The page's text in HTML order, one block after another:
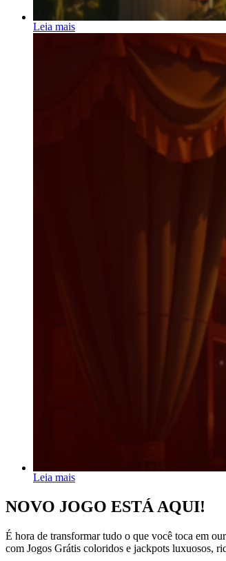
Leia mais
Leia mais
NOVO JOGO ESTÁ AQUI!
É hora de transformar tudo o que você toca em
com Jogos Grátis coloridos e jackpots luxuosos,